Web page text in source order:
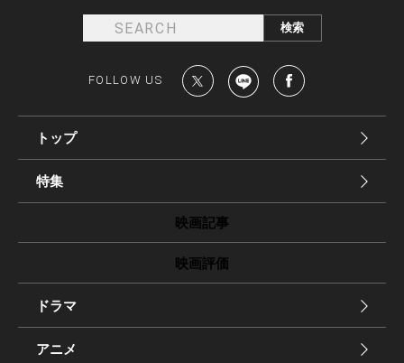
FOLLOW US
トップ
特集
映画記事
映画評価
ドラマ
アニメ